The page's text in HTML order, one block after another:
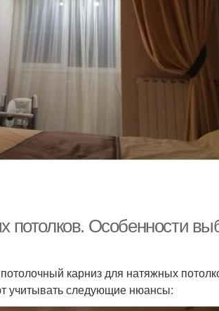
потолков. Особенности
карниз для натяжных
учитывать следующие нюансы: